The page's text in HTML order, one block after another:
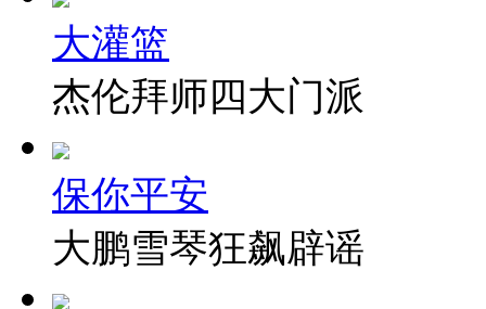
大灌篮
杰伦拜师四大门派
保你平安
大鹏雪琴狂飙辟谣